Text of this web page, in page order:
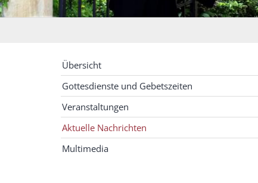
Übersicht
Gottesdienste und Gebetszeiten
Veranstaltungen
Aktuelle Nachrichten
Multimedia